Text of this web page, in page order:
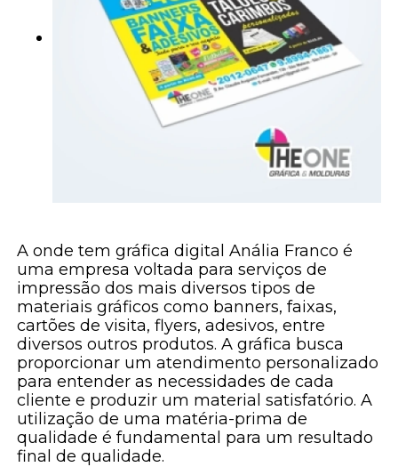
A onde tem gráfica digital Anália Franco é
uma empresa voltada para serviços de
impressão dos mais diversos tipos de
materiais gráficos como banners, faixas,
cartões de visita, flyers, adesivos, entre
diversos outros produtos. A gráfica busca
proporcionar um atendimento personalizado
para entender as necessidades de cada
cliente e produzir um material satisfatório. A
utilização de uma matéria-prima de
qualidade é fundamental para um resultado
final de qualidade.